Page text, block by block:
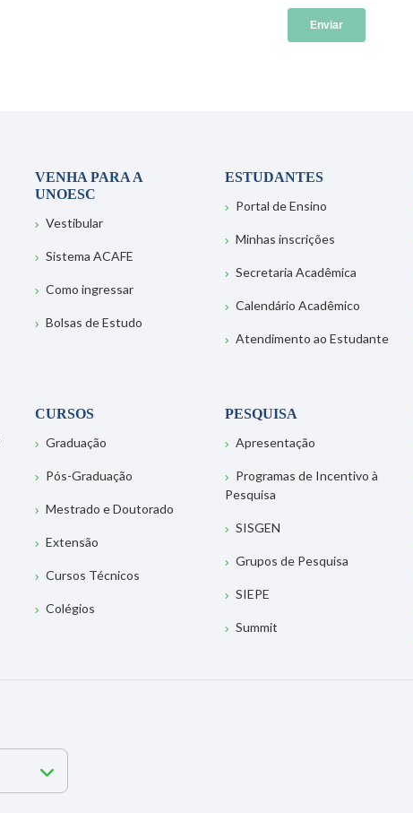
VENHA PARA A
UNOESC
Vestibular
Sistema ACAFE
Como ingressar
Bolsas de Estudo
ESTUDANTES
Portal de Ensino
Minhas inscrições
Secretaria Acadêmica
Calendário Acadêmico
Atendimento ao Estudante
CURSOS
Graduação
Pós-Graduação
Mestrado e Doutorado
Extensão
Cursos Técnicos
Colégios
PESQUISA
Apresentação
Programas de Incentivo à
Pesquisa
SISGEN
Grupos de Pesquisa
SIEPE
Summit